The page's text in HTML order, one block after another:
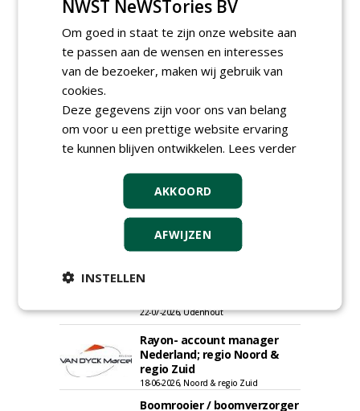
Groeiplaats specialist bij
Boomtotaalzorg32-40 uur
30-07-2026, Schalkwijk
Boominspecteur bij
Boomtotaalzorg24-40 uur
30-07-2026, Schalkwijk
Projectleider (HBO - 40 uur)
22-07-2026, Udenhout
Rayon- account manager
Nederland; regio Noord &
regio Zuid
18-06-2026, Noord & regio Zuid
Boomrooier / boomverzorger
NWST NeWSTories BV
Om goed in staat te zijn onze website aan
te passen aan de wensen en interesses
van de bezoeker, maken wij gebruik van
cookies.
Deze gegevens zijn voor ons van belang
om voor u een prettige website ervaring
te kunnen blijven ontwikkelen. Lees verder
AKKOORD
AFWIJZEN
INSTELLEN